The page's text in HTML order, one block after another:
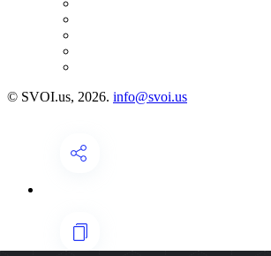
© SVOI.us, 2026. info@svoi.us